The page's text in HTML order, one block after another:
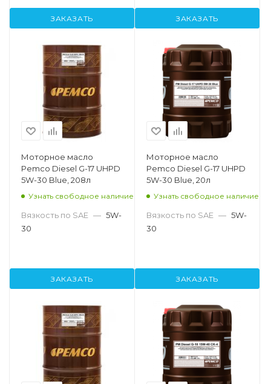
ЗАКАЗАТЬ ЗАКАЗАТЬ
Моторное масло
Pemco Diesel G-17 UHPD
5W-30 Blue, 208л
Узнать свободное наличие
Вязкость по SAE — 5W-
30
ЗАКАЗАТЬ
Моторное масло
Pemco Diesel G-17 UHPD
5W-30 Blue, 20л
Узнать свободное наличие
Вязкость по SAE — 5W-
30
ЗАКАЗАТЬ